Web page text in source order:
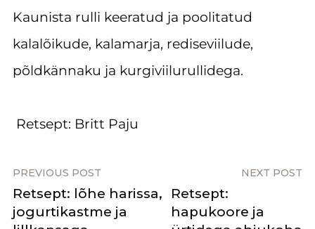
Kaunista rulli keeratud ja poolitatud
kalalõikude, kalamarja, rediseviilude,
põldkännaku ja kurgiviilurullidega.
Retsept: Britt Paju
PREVIOUS POST NEXT POST
Retsept: lõhe harissa,
jogurtikastme ja
Retsept:
hapukoore ja